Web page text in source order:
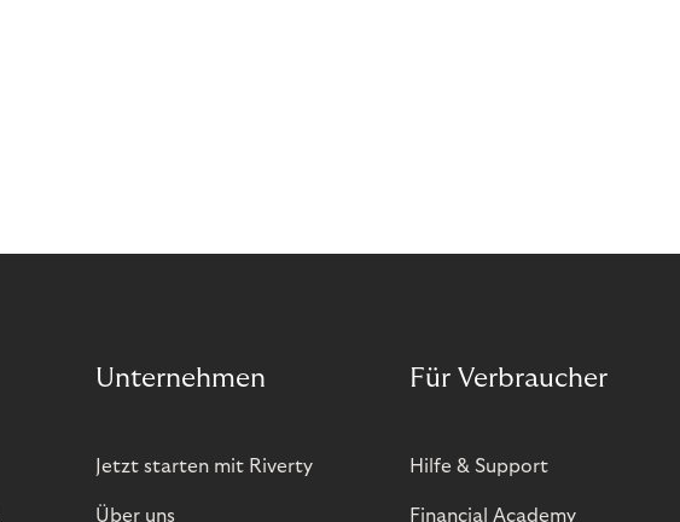
Unternehmen
Jetzt starten mit Riverty
Über uns
Für Verbraucher
Hilfe & Support
Financial Academy